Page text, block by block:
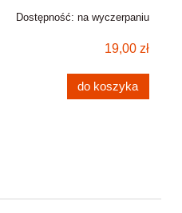
Dostępność: na wyczerpaniu
19,00 zł
do koszyka